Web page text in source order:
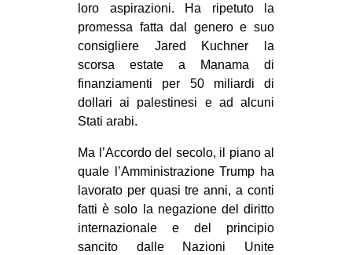
STUDENTI
CULTURE
ARTE
CINEMA
MUSICA
RECENSIONI
INTERNAZIONALE
AFRICA
loro aspirazioni. Ha ripetuto la
promessa fatta dal genero e suo
consigliere Jared Kuchner la
scorsa estate a Manama di
finanziamenti per 50 miliardi di
dollari ai palestinesi e ad alcuni
Stati arabi.
Ma l’Accordo del secolo, il piano al
quale l’Amministrazione Trump ha
lavorato per quasi tre anni, a conti
fatti è solo la negazione del diritto
internazionale e del principio
sancito dalle Nazioni Unite